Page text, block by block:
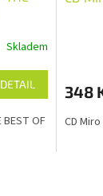
Skladem
DETAIL
BEST OF
348
CD Miro